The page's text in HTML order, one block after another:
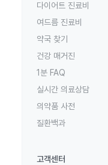
다이어트 진료비
여드름 진료비
약국 찾기
건강 매거진
1분 FAQ
실시간 의료상담
의약품 사전
질환백과
고객센터